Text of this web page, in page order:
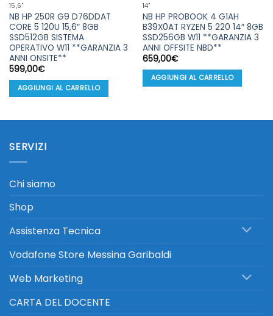
15,6''
NB HP 250R G9 D76DDAT
CORE 5 120U 15,6″ 8GB
SSD512GB SISTEMA
OPERATIVO W11 **GARANZIA 3
ANNI ONSITE**
599,00€
AGGIUNGI AL CARRELLO
14''
NB HP PROBOOK 4 G1AH
B39X0AT RYZEN 5 220 14″ 8GB
SSD256GB W11 **GARANZIA 3
ANNI OFFSITE NBD**
659,00€
AGGIUNGI AL CARRELLO
SERVIZI
Chi siamo
Shop
Assistenza Tecnica
Vodafone Store Messina Garibaldi
Web Marketing
CARTA DEL DOCENTE